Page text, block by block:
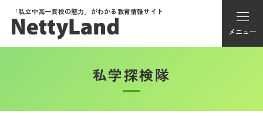
「私立中高一貫校の魅力」がわかる教育情報サイト
メニュー
アカウント登録
私学探検隊